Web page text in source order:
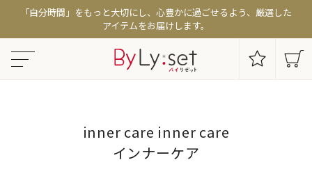
「自分時間」をもっと大切にし、心豊かに過ごせるよう、厳選した
アイテムをお届けします。
inner care inner care
インナーケア